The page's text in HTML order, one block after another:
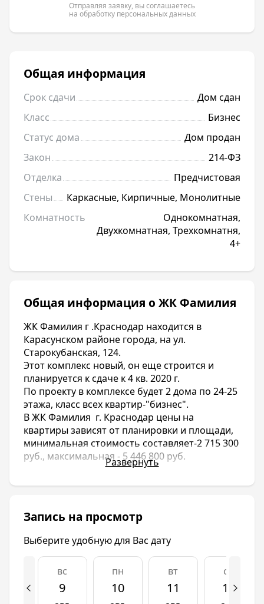
Отправляя заявку, вы соглашаетесь
на обработку персональных данных
Общая информация
Срок сдачи
Дом сдан
Класс
Бизнес
Статус дома
Дом продан
Закон
214-ФЗ
Отделка
Предчистовая
Стены
Каркасные, Кирпичные, Монолитные
Комнатность
Однокомнатная,
Двухкомнатная, Трехкомнатня,
4+
Общая информация о ЖК Фамилия
ЖК Фамилия г .Краснодар находится в
Карасунском районе города, на ул.
Старокубанская, 124.
Этот комплекс новый, он еще строится и
планируется к сдаче к 4 кв. 2020 г.
По проекту в комплексе будет 2 дома по 24-25
этажа, класс всех квартир-"бизнес".
В ЖК Фамилия г. Краснодар цены на
квартиры зависят от планировки и площади,
минимальная стоимость составляет-2 715 300
руб., максимальная - 5 446 800 руб.
комплексов!
Фамилия в г. Краснодар. Застройщик данного
объекта- строительная компания ООО
Югстройимпериал.
Инфраструктура
Развернуть
Запись на просмотр
Выберите удобную для Вас дату
вс
9
пн
10
вт
11
ср
12